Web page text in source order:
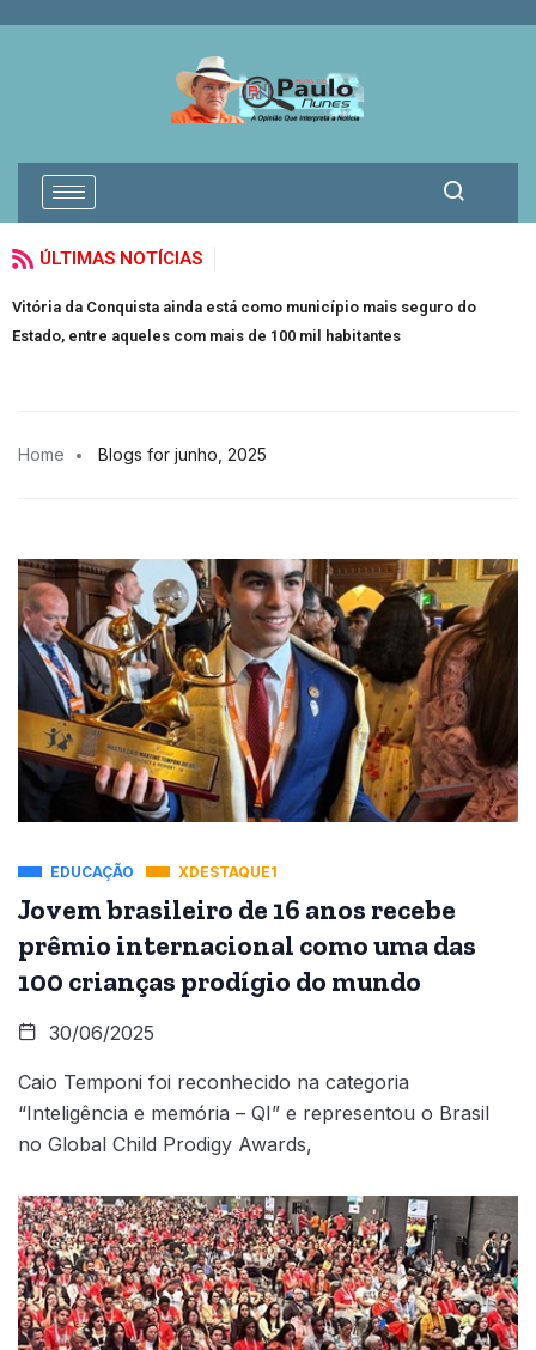
ÚLTIMAS NOTÍCIAS
da Conquista ainda está como município mais seguro do
entre aqueles com mais de 100 mil habitantes
Home Blogs for junho, 2025
EDUCAÇÃO XDESTAQUE1
Jovem brasileiro de 16 anos recebe
prêmio internacional como uma das
100 crianças prodígio do mundo
30/06/2025
Caio Temponi foi reconhecido na categoria
“Inteligência e memória – QI” e representou o Brasil
no Global Child Prodigy Awards,